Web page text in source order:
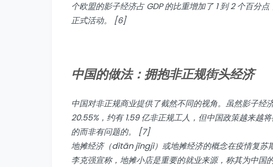
个欧盟的影子经济占 GDP 的比重增加了 1 到 2 个百分
正式活动。 [6]
中国的做法：拥抱非正规街头经济
中国对非正规商业提供了截然不同的视角。虽然影子经
20.55%，约有 1.59 亿非正规工人，但中国政策越来越
的而非有问题的。 [7]
地摊经济（dìtān jīngjì）或地摊经济的概念在疫情复苏
李克强宣称，地摊小店是重要的就业来源，称其为中国